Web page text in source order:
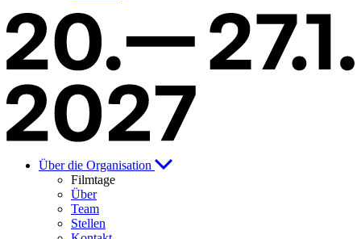
Über die Organisation
Filmtage
Über
Team
Stellen